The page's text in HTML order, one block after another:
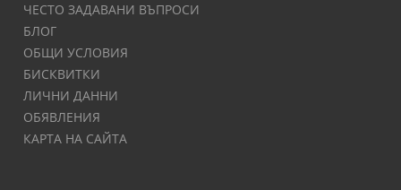
ЧЕСТО ЗАДАВАНИ ВЪПРОСИ
БЛОГ
ОБЩИ УСЛОВИЯ
БИСКВИТКИ
ЛИЧНИ ДАННИ
ОБЯВЛЕНИЯ
КАРТА НА САЙТА